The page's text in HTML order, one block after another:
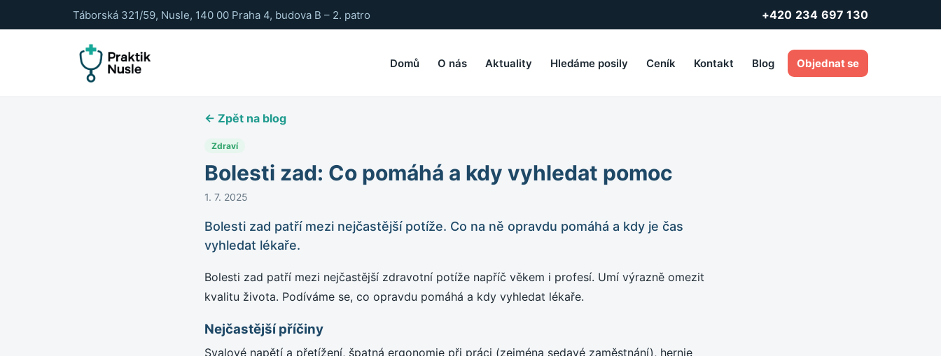
Táborská 321/59, Nusle, 140 00 Praha 4, budova B – 2. patro +420 234 697 130
Domů O nás Aktuality Hledáme posily Ceník Kontakt Blog Objednat se
← Zpět na blog
Zdraví
Bolesti zad: Co pomáhá a kdy vyhledat pomoc
1. 7. 2025
Bolesti zad patří mezi nejčastější potíže. Co na ně opravdu pomáhá a kdy je čas
vyhledat lékaře.
Bolesti zad patří mezi nejčastější zdravotní potíže napříč věkem i profesí. Umí výrazně omezit
kvalitu života. Podíváme se, co opravdu pomáhá a kdy vyhledat lékaře.
Nejčastější příčiny
Svalové napětí a přetížení, špatná ergonomie při práci (zejména sedavé zaměstnání), hernie